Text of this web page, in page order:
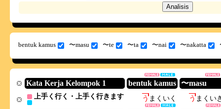
bentuk kamus 〜masu 〜te 〜ta 〜nai 〜nakatta
Kata Kerja Kelompok 1 bentuk kamus 〜masu
上手く行く・上手く行きます うま く いく うま く い